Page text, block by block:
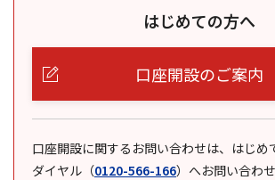
はじめての方へ
口座開設のご案内
口座開設に関するお問い合わせは、はじめ
ダイヤル （0120-566-166） へお問い合わ